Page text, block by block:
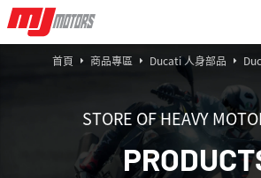
STORE OF HEAVY
PRODUCT
首頁 商品專區 Ducati 人身部品